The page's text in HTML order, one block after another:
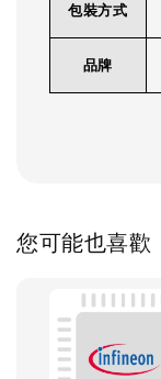
包裝方式
品牌
您可能也喜歡